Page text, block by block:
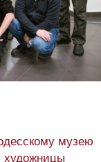
музею
художницы